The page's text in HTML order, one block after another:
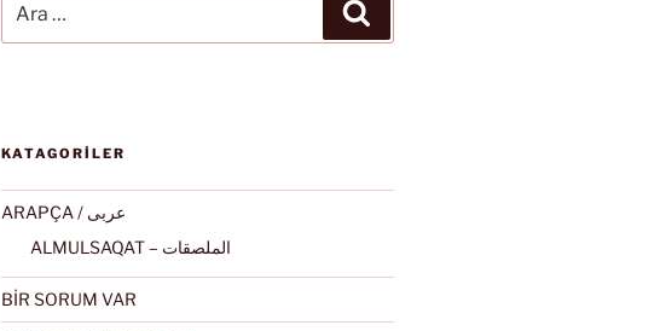
KATAGORİLER
ARAPÇA / عربى
ALMULSAQAT – الملصقات
BİR SORUM VAR